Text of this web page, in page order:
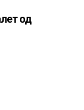
од